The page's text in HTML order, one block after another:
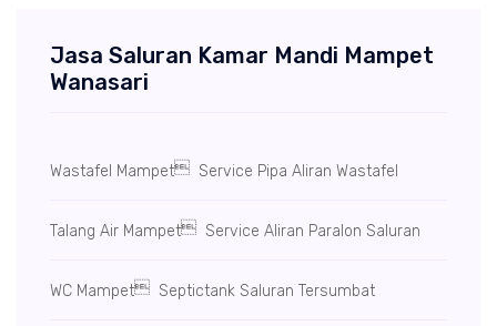
Jasa Saluran Kamar Mandi Mampet
Wanasari
Wastafel Mampet Service Pipa Aliran Wastafel
Talang Air Mampet Service Aliran Paralon Saluran
WC Mampet Septictank Saluran Tersumbat